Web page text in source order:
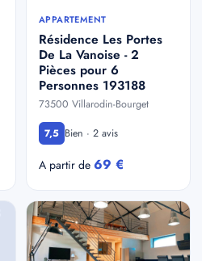
APPARTEMENT
Résidence Les Portes
De La Vanoise - 2
Pièces pour 6
Personnes 193188
73500 Villarodin-Bourget
7,5 Bien · 2 avis
A partir de 69 €